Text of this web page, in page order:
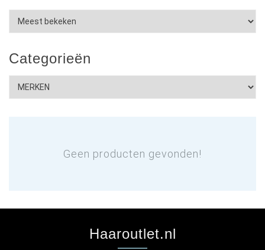
Categorieën
Geen producten gevonden!
Haaroutlet.nl